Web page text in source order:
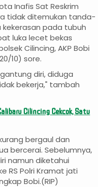
Inafis Sat Reskrim
tidak ditemukan tanda-
pada tubuh
luka lecet bekas
Cilincing, AKP Bobi
10) sore.
diri, diduga
bekerja," tambah
Cilincing Cekcok, Satu
bergaul dan
bercerai. Sebelumnya,
namun diketahui
RS Polri Kramat jati
Bobi.(RIP)